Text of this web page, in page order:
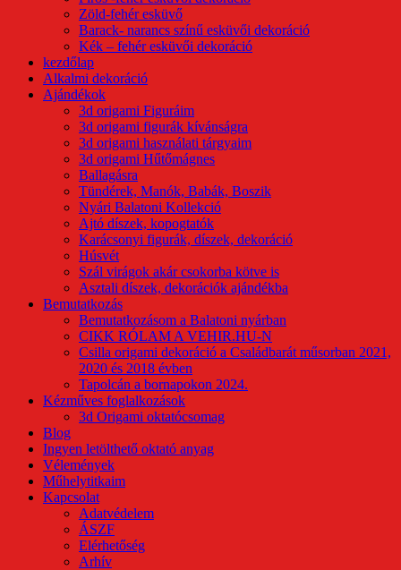
Zöld-fehér esküvő
Barack- narancs színű esküvői dekoráció
Kék – fehér esküvői dekoráció
kezdőlap
Alkalmi dekoráció
Ajándékok
3d origami Figuráim
3d origami figurák kívánságra
3d origami használati tárgyaim
3d origami Hűtőmágnes
Ballagásra
Tündérek, Manók, Babák, Boszik
Nyári Balatoni Kollekció
Ajtó díszek, kopogtatók
Karácsonyi figurák, díszek, dekoráció
Húsvét
Szál virágok akár csokorba kötve is
Asztali díszek, dekorációk ajándékba
Bemutatkozás
Bemutatkozásom a Balatoni nyárban
CIKK RÓLAM A VEHIR.HU-N
Csilla origami dekoráció a Családbarát műsorban 2021,
2020 és 2018 évben
Tapolcán a bornapokon 2024.
Kézműves foglalkozások
3d Origami oktatócsomag
Blog
Ingyen letölthető oktató anyag
Vélemények
Műhelytitkaim
Kapcsolat
Adatvédelem
ÁSZF
Elérhetőség
Arhív